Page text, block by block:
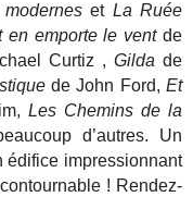
et La Ruée
en emporte le vent de
Curtiz , Gilda de
de John Ford, Et
Les Chemins de la
d’autres. Un
édifice impressionnant
! Rendez-